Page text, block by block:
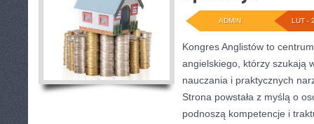
LUT -
ADMIN
Kongres Anglistów to
angielskiego, którzy szukają
nauczania i praktycznych
Strona powstała z myślą o
podnoszą kompetencje i